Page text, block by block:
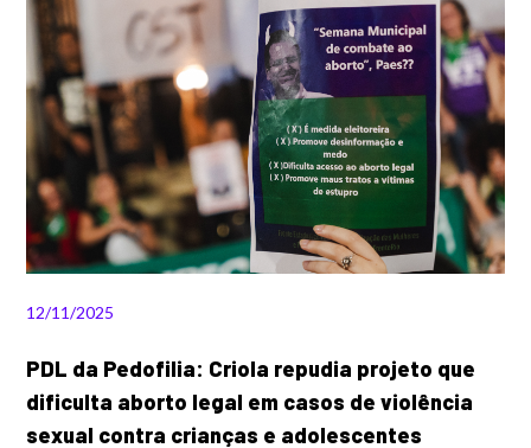
12/11/2025
PDL da Pedofilia: Criola repudia projeto que
dificulta aborto legal em casos de violência
sexual contra crianças e adolescentes